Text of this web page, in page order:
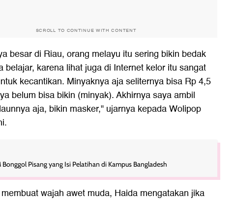
SCROLL TO CONTINUE WITH CONTENT
besar di Riau, orang melayu itu sering bikin bedak
belajar, karena lihat juga di Internet kelor itu sangat
kecantikan. Minyaknya aja seliternya bisa Rp 4,5
belum bisa bikin (minyak). Akhirnya saya ambil
aja, bikin masker," ujarnya kepada Wolipop
Bonggol Pisang yang Isi Pelatihan di Kampus Bangladesh
wajah awet muda, Haida mengatakan jika